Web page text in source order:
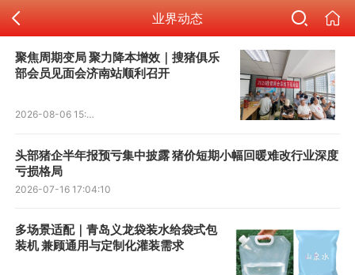
业界动态
聚焦周期变局 聚力降本增效｜搜猪俱乐
部会员见面会济南站顺利召开
2026-08-06 15:27:36
头部猪企半年报预亏集中披露 猪价短期小幅回暖难改行业深度
亏损格局
2026-07-16 17:04:10
多场景适配｜青岛义龙袋装水给袋式包
装机 兼顾通用与定制化灌装需求